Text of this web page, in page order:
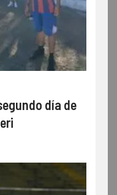
día de